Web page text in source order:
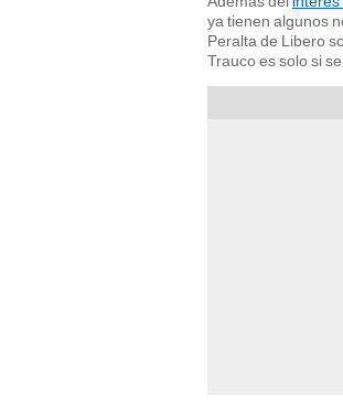
ya tienen algunos
Peralta de Libero
Trauco es solo si